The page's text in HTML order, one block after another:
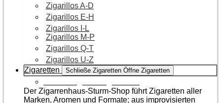
Zigarillos A-D
Zigarillos E-H
Zigarillos I-L
Zigarillos M-P
Zigarillos Q-T
Zigarillos U-Z
Zigaretten
Schließe Zigaretten Öffne Zigaretten
Der Zigarrenhaus-Sturm-Shop führt Zigaretten aller
Marken, Aromen und Formate; aus improvisierten